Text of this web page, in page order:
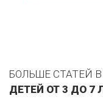
БОЛЬШЕ СТАТЕЙ
ДЕТЕЙ ОТ 3 ДО 7